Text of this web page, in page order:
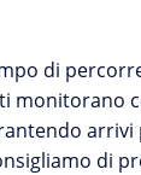
di
monitorano
di